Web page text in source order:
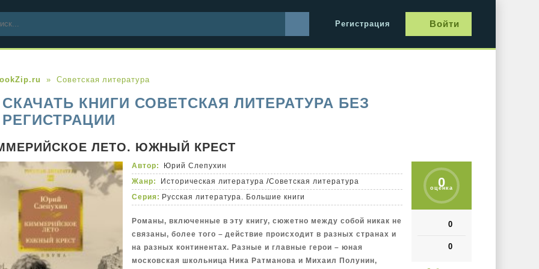
Регистрация Войти
Советская литература
СКАЧАТЬ КНИГИ СОВЕТСКАЯ ЛИТЕРАТУРА БЕЗ
РЕГИСТРАЦИИ
ЛЕТО. ЮЖНЫЙ КРЕСТ
0
оценка
0
0
Автор:
Юрий Слепухин
Жанр:
Историческая литература /Советская литература
Серия: Русская литература. Большие книги
Романы, включенные в эту книгу, сюжетно между собой никак не
связаны, более того – действие происходит в разных странах и
на разных континентах. Разные и главные герои – юная
московская школьница Ника Ратманова и Михаил Полунин,